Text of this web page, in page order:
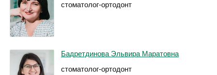
стоматолог-ортодонт
Бадретдинова Эльвира Маратовна
стоматолог-ортодонт